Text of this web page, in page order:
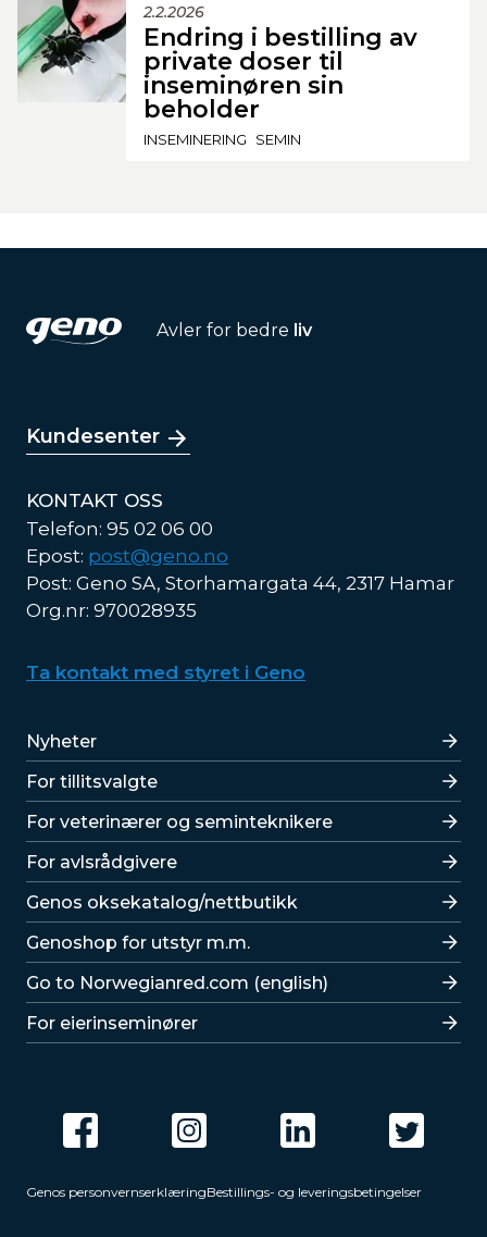
2.2.2026
Endring i bestilling av
private doser til
inseminøren sin
beholder
INSEMINERING SEMIN
Avler for bedre liv
Kundesenter
KONTAKT OSS
Telefon: 95 02 06 00
Epost: post@geno.no
Post: Geno SA, Storhamargata 44, 2317 Hamar
Org.nr: 970028935
Ta kontakt med styret i Geno
Lenker
Nyheter
For tillitsvalgte
For veterinærer og seminteknikere
For avlsrådgivere
Lenker
Genos oksekatalog/nettbutikk
Genoshop for utstyr m.m.
Go to Norwegianred.com (english)
For eierinseminører
Genos personvernserklæringBestillings- og leveringsbetingelser